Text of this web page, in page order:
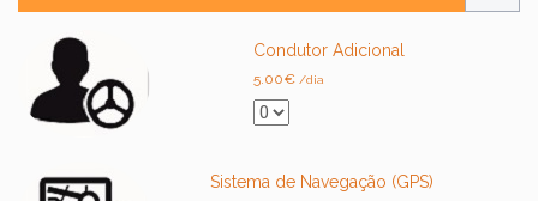
Condutor Adicional
5.00€ /dia
Sistema de Navegação (GPS)